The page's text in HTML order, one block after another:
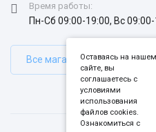
Время работы:
Пн-Сб 09:00-19:00, Вс
Все магазиныОставаясь на нашем
сайте, вы
соглашаетесь с
условиями
использования
файлов cookies.
Ознакомиться с